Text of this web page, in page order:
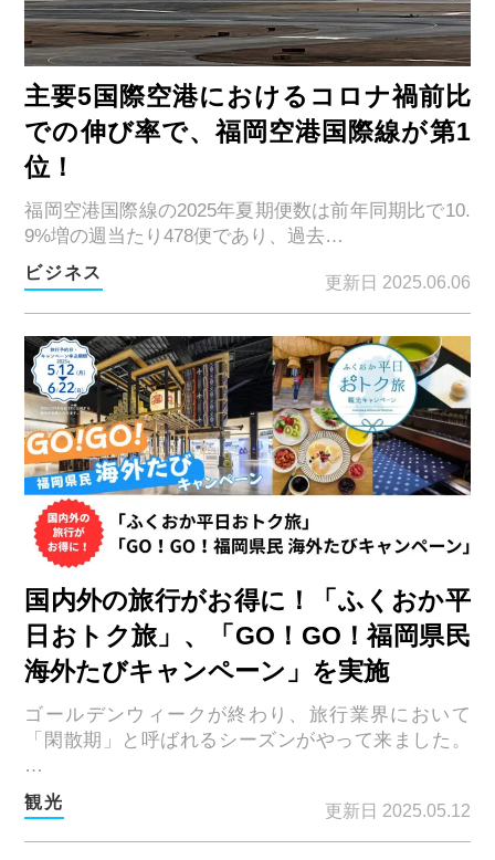
主要5国際空港におけるコロナ禍前比
での伸び率で、福岡空港国際線が第1
位！
福岡空港国際線の2025年夏期便数は前年同期比で10.
9%増の週当たり478便であり、過去…
ビジネス 更新日 2025.06.06
国内外の旅行がお得に！「ふくおか平
日おトク旅」、「GO！GO！福岡県民
海外たびキャンペーン」を実施
ゴールデンウィークが終わり、旅行業界において
「閑散期」と呼ばれるシーズンがやって来ました。
…
観光 更新日 2025.05.12